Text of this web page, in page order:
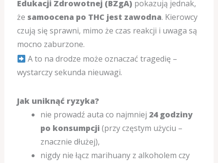
Edukacji Zdrowotnej (BZgA) pokazują jednak,
że samoocena po THC jest zawodna. Kierowcy
czują się sprawni, mimo że czas reakcji i uwaga są
mocno zaburzone.
A to na drodze może oznaczać tragedię –
wystarczy sekunda nieuwagi.
Jak uniknąć ryzyka?
nie prowadź auta co najmniej 24 godziny
po konsumpcji (przy częstym użyciu –
znacznie dłużej),
nigdy nie łącz marihuany z alkoholem czy